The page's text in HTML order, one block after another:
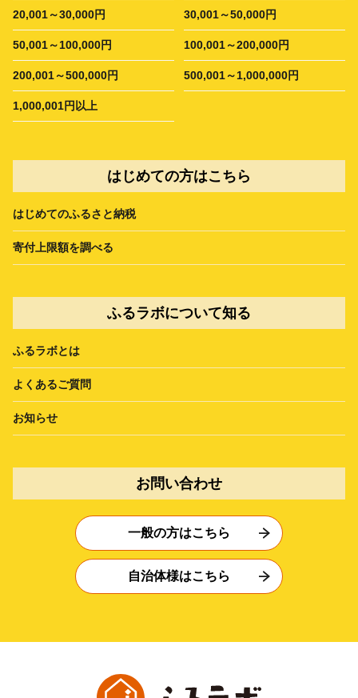
20,001～30,000円 30,001～50,000円
50,001～100,000円 100,001～200,000円
200,001～500,000円 500,001～1,000,000円
1,000,001円以上
はじめての方はこちら
はじめてのふるさと納税
寄付上限額を調べる
ふるラボについて知る
ふるラボとは
よくあるご質問
お知らせ
お問い合わせ
一般の方はこちら
自治体様はこちら